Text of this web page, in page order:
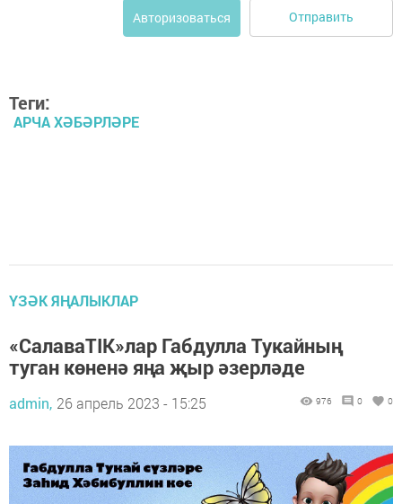
Авторизоваться Отправить
Теги:
АРЧА ХӘБӘРЛӘРЕ
ҮЗӘК ЯҢАЛЫКЛАР
«СалаваTIK»лар Габдулла Тукайның
туган көненә яңа җыр әзерләде
admin, 26 апрель 2023 - 15:25 976 0 0